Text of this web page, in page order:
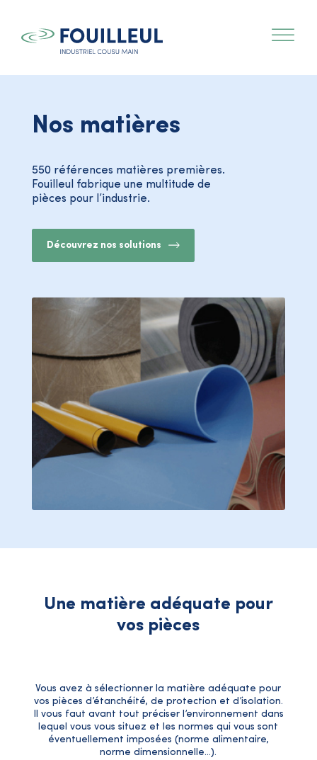
Nos matières
550 références matières premières.
Fouilleul fabrique une multitude de
pièces pour l’industrie.
Découvrez nos solutions
Une matière adéquate pour
vos pièces
Vous avez à sélectionner la matière adéquate pour
vos pièces d’étanchéité, de protection et d’isolation.
Il vous faut avant tout préciser l’environnement dans
lequel vous vous situez et les normes qui vous sont
éventuellement imposées (norme alimentaire,
norme dimensionnelle…).